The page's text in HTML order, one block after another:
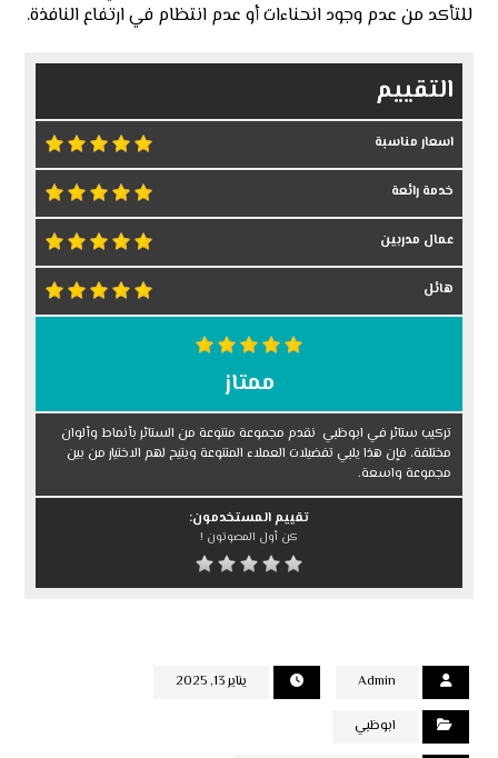
للتأكد من عدم وجود انحناءات أو عدم انتظام في ارتفاع النافذة.
التقييم
اسعار مناسبة
خدمة رائعة
عمال مدربين
هائل
ممتاز
تركيب ستائر في ابوظبي نقدم مجموعة متنوعة من الستائر بأنماط وألوان
مختلفة، فإن هذا يلبي تفضيلات العملاء المتنوعة ويتيح لهم الاختيار من بين
مجموعة واسعة.
تقييم المستخدمون:
كن أول المصوتون !
Admin يناير 13, 2025
ابوظبي